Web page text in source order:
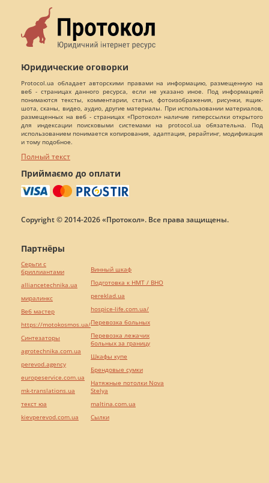
Юридические оговорки
Protocol.ua обладает авторскими правами на информацию, размещенную на
веб - страницах данного ресурса, если не указано иное. Под информацией
понимаются тексты, комментарии, статьи, фотоизображения, рисунки, ящик-
шота, сканы, видео, аудио, другие материалы. При использовании материалов,
размещенных на веб - страницах «Протокол» наличие гиперссылки открытого
для индексации поисковыми системами на protocol.ua обязательна. Под
использованием понимается копирования, адаптация, рерайтинг, модификация
и тому подобное.
Полный текст
Приймаємо до оплати
Copyright © 2014-2026 «Протокол». Все права защищены.
Партнёры
Серьги с
бриллиантами
alliancetechnika.ua
миралинкс
Веб мастер
https://motokosmos.ua/
Синтезаторы
agrotechnika.com.ua
perevod.agency
europeservice.com.ua
mk-translations.ua
текст юа
kievperevod.com.ua
Винный шкаф
Подготовка к НМТ / ВНО
pereklad.ua
hospice-life.com.ua/
Перевозка больных
Перевозка лежачих
больных за границу
Шкафы купе
Брендовые сумки
Натяжные потолки Nova
Stelya
maltina.com.ua
Cылки